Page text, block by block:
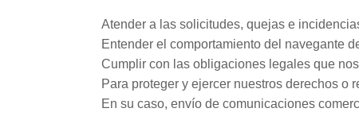
Atender a las solicitudes, quejas e
Entender el comportamiento del navegante
Cumplir con las obligaciones legales que
Para proteger y ejercer nuestros derechos o
En su caso, envío de comunicaciones